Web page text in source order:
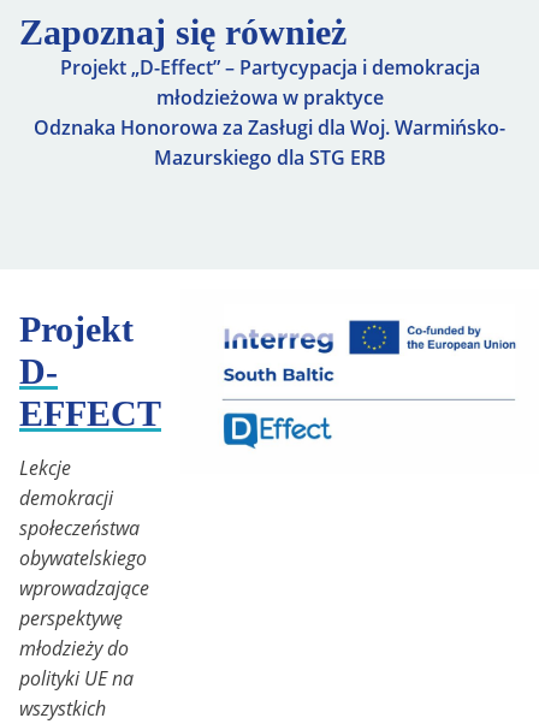
Zapoznaj się również
Projekt „D-Effect” – Partycypacja i demokracja
młodzieżowa w praktyce
Odznaka Honorowa za Zasługi dla Woj. Warmińsko-
Mazurskiego dla STG ERB
Projekt
D-
EFFECT
Lekcje
demokracji
społeczeństwa
obywatelskiego
wprowadzające
perspektywę
młodzieży do
polityki UE na
wszystkich